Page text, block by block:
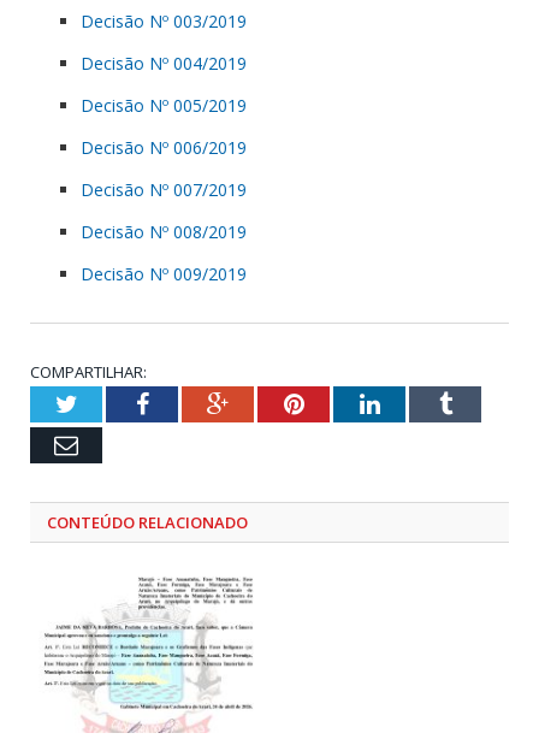
Decisão Nº 003/2019
Decisão Nº 004/2019
Decisão Nº 005/2019
Decisão Nº 006/2019
Decisão Nº 007/2019
Decisão Nº 008/2019
Decisão Nº 009/2019
COMPARTILHAR:
TwitterFacebookGoogle+PinterestLinkedInTumblr
Email
CONTEÚDO RELACIONADO